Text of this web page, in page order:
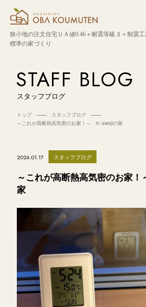
狭小地の注文住宅ＵＡ値0.46＋耐震等級３＋制震
標準の家づくり
STAFF BLOG
スタッフブログ
トップ
スタッフブログ
～これが高断熱高気密のお家！～ in awajiの家
2026.01.17 スタッフブログ
～これが高断熱高気密のお家
家